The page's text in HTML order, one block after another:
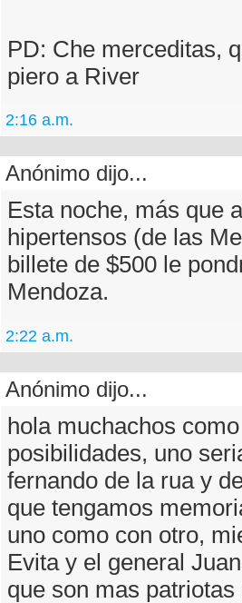
PD: Che merceditas,
piero a River
2:16 a.m.
Anónimo dijo...
Esta noche, más que
hipertensos (de las
billete de $500 le
Mendoza.
2:22 a.m.
Anónimo dijo...
hola muchachos
posibilidades, uno
fernando de la rua y
que tengamos
uno como con otro,
Evita y el general
que son mas